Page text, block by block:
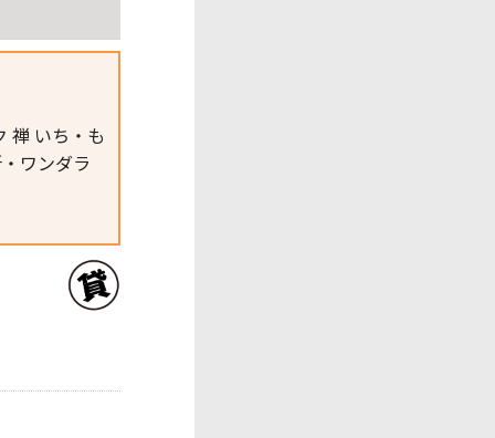
禅 いち・も
ワンダラ